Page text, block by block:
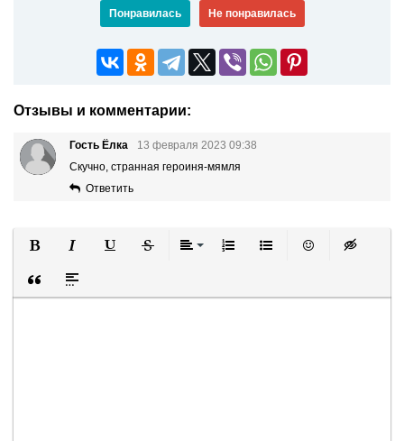
Понравилась Не понравилась
Отзывы и комментарии:
Гость Ёлка
13 февраля 2023 09:38
Скучно, странная героиня-мямля
Ответить
Вставка цитаты
Вставка спойлера